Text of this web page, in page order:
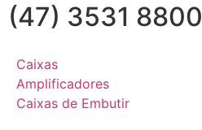
(47) 3531 8800
Caixas
Amplificadores
Caixas de Embutir